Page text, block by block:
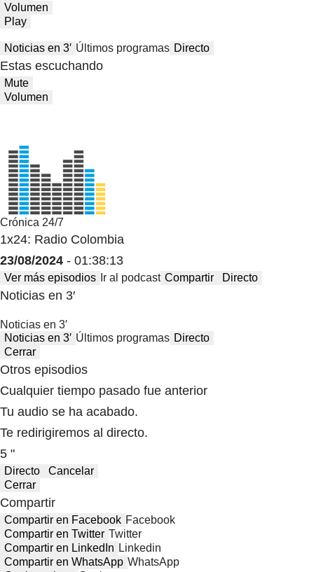
Volumen
Play
Noticias en 3′ Últimos programas Directo
Estas escuchando
Mute
Volumen
Crónica 24/7
1x24: Radio Colombia
23/08/2024 - 01:38:13
Ver más episodios Ir al podcast Compartir Directo
Noticias en 3′
Noticias en 3′
Noticias en 3′ Últimos programas Directo
Cerrar
Otros episodios
Cualquier tiempo pasado fue anterior
Tu audio se ha acabado.
Te redirigiremos al directo.
5 "
Directo
Cancelar
Cerrar
Compartir
Compartir en Facebook Facebook
Compartir en Twitter Twitter
Compartir en LinkedIn Linkedin
Compartir en WhatsApp WhatsApp